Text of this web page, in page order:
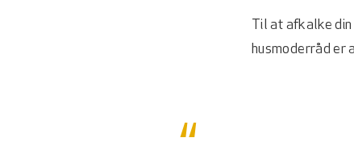
Til at afkalke
husmoderråd er